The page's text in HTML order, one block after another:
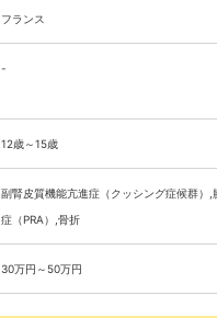
フランス
-
12歳～15歳
副腎皮質機能亢進症（クッシング症候群）
症（PRA）,骨折
30万円～50万円